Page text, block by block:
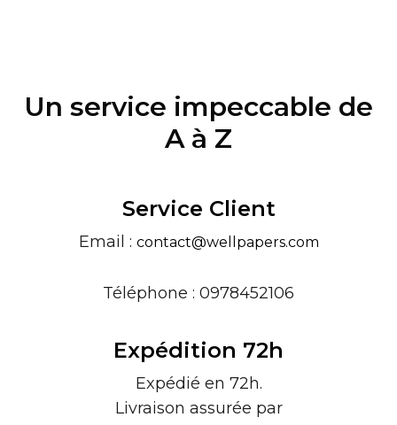
Un service impeccable de
A à Z
Service Client
Email : contact@wellpapers.com
Téléphone : 0978452106
Expédition 72h
Expédié en 72h.
Livraison assurée par